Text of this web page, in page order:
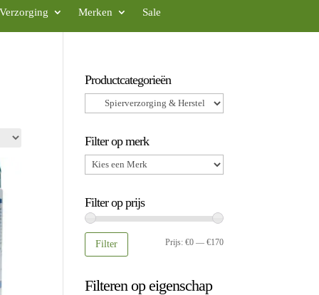
Verzorging Merken Sale
Productcategorieën
Filter op merk
Filter op prijs
Min.
Max.
Filter Prijs: €0— €170
Filteren op eigenschap